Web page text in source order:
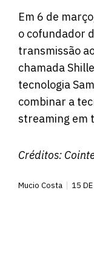
Em 6 de
o cofundador
transmissão
chamada
tecnologia
combinar a
streaming em
Créditos:
Mucio Costa 15